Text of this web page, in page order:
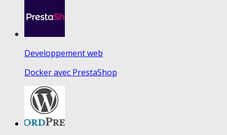
Developpement web
Docker avec PrestaShop